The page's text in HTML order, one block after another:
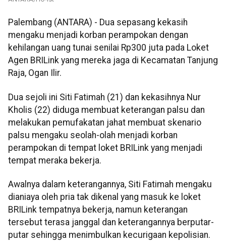
Palembang (ANTARA) - Dua sepasang kekasih
mengaku menjadi korban perampokan dengan
kehilangan uang tunai senilai Rp300 juta pada Loket
Agen BRILink yang mereka jaga di Kecamatan Tanjung
Raja, Ogan Ilir.
Dua sejoli ini Siti Fatimah (21) dan kekasihnya Nur
Kholis (22) diduga membuat keterangan palsu dan
melakukan pemufakatan jahat membuat skenario
palsu mengaku seolah-olah menjadi korban
perampokan di tempat loket BRILink yang menjadi
tempat meraka bekerja.
Awalnya dalam keterangannya, Siti Fatimah mengaku
dianiaya oleh pria tak dikenal yang masuk ke loket
BRILink tempatnya bekerja, namun keterangan
tersebut terasa janggal dan keterangannya berputar-
putar sehingga menimbulkan kecurigaan kepolisian.